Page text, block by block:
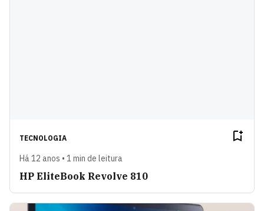
TECNOLOGIA
Há 12 anos • 1 min de leitura
HP EliteBook Revolve 810